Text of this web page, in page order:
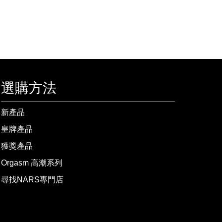
選購方法
新產品
皇牌產品
獲獎產品
Orgasm 高潮系列
尋找NARS專門店